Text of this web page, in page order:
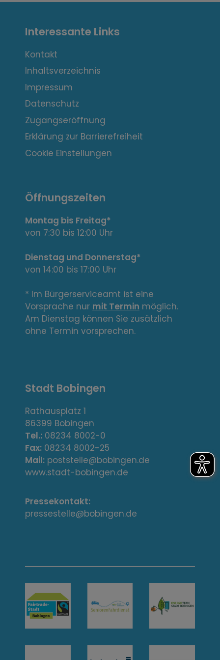
I
n
t
e
r
e
s
s
n
t
e
L
i
n
k
s
A
d
r
e
s
s
e
/
n
t
a
k
t
Interessante Links
Kontakt
Inhaltsverzeichnis
Impressum
Datenschutz
Zugangseröffnung
Erklärung zur Barrierefreiheit
Cookie Einstellungen
Öffnungszeiten
Montag bis Freitag*
von 7:30 bis 12:00 Uhr
Dienstag und Donnerstag*
von 14:00 bis 17:00 Uhr
* Im Bürgerserviceamt ist eine
Vorsprache nur mit Termin möglich.
Am Dienstag können Sie zusätzlich
ohne Termin vorsprechen.
Stadt Bobingen
Rathausplatz 1
86399 Bobingen
Tel.: 08234 8002-0
Fax: 08234 8002-25
Mail: poststelle@bobingen.de
www.stadt-bobingen.de
Pressekontakt:
pressestelle@bobingen.de